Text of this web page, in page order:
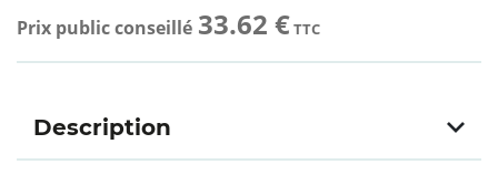
Prix public conseillé 33.62 €TTC
Description